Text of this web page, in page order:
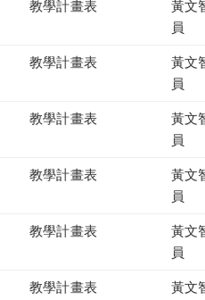
教學計畫表
黃文
員
教學計畫表
黃文
員
教學計畫表
黃文
員
教學計畫表
黃文
員
教學計畫表
黃文
員
教學計畫表
黃文